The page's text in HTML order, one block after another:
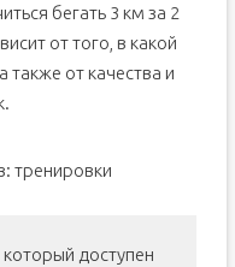
бегать 3 км за 2
от того, в какой
также от качества и
тренировки
доступен